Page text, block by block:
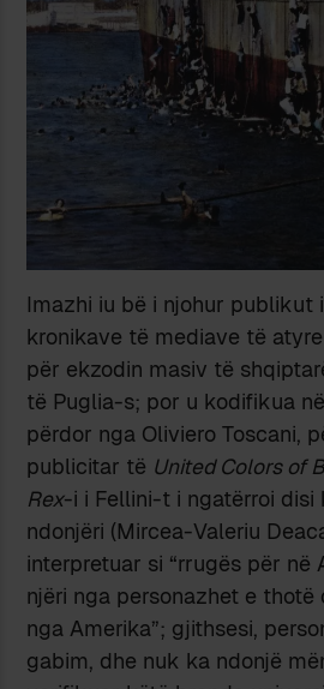
Imazhi iu bë i njohur publikut
kronikave të mediave të
për ekzodin masiv të
të Puglia-s; por u kodifikua
përdor nga Oliviero Toscani,
publicitar të United Colors of
Rex-i i Fellini-t i ngatërroi disi
ndonjëri (Mircea-Valeriu
interpretuar si “rrugës për në
njëri nga personazhet e thotë
nga Amerika”; gjithsesi,
gabim, dhe nuk ka ndonjë